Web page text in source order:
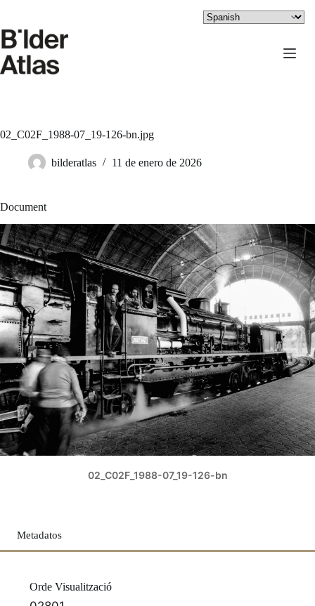
contenido
02_C02F_1988-07_19-126-bn.jpg
bilderatlas 11 de enero de 2026
Document
02_C02F_1988-07_19-126-bn
Metadatos
Orde Visualització